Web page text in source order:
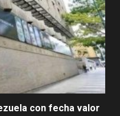
con fecha valor